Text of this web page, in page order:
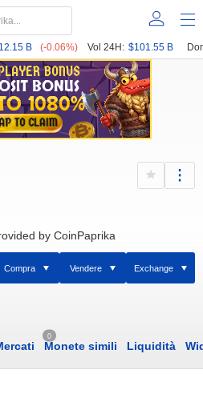
B (-0.06%) Vol 24H: $101.55 B
by CoinPaprika
Compra Vendere Exchange
0
Monete simili Liquidità